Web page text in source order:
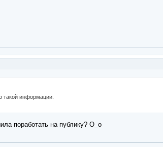
такой информации.
поработать на публику? О_о